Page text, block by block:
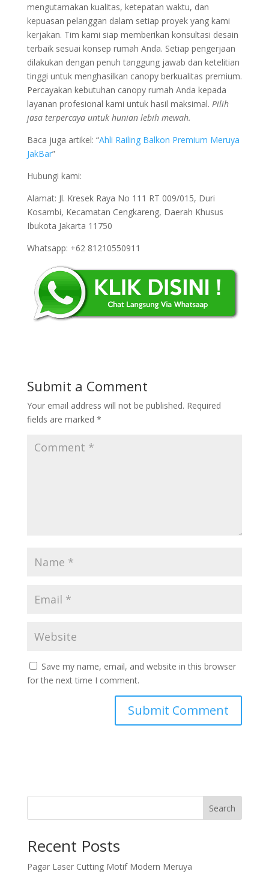
mengutamakan kualitas, ketepatan waktu, dan
kepuasan pelanggan dalam setiap proyek yang kami
kerjakan. Tim kami siap memberikan konsultasi desain
terbaik sesuai konsep rumah Anda. Setiap pengerjaan
dilakukan dengan penuh tanggung jawab dan ketelitian
tinggi untuk menghasilkan canopy berkualitas premium.
Percayakan kebutuhan canopy rumah Anda kepada
layanan profesional kami untuk hasil maksimal. Pilih
jasa terpercaya untuk hunian lebih mewah.
Baca juga artikel: “Ahli Railing Balkon Premium Meruya
JakBar”
Hubungi kami:
Alamat: Jl. Kresek Raya No 111 RT 009/015, Duri
Kosambi, Kecamatan Cengkareng, Daerah Khusus
Ibukota Jakarta 11750
Whatsapp: +62 81210550911
Submit a Comment
Your email address will not be published. Required
fields are marked *
Save my name, email, and website in this browser
for the next time I comment.
Search
Recent Posts
Pagar Laser Cutting Motif Modern Meruya